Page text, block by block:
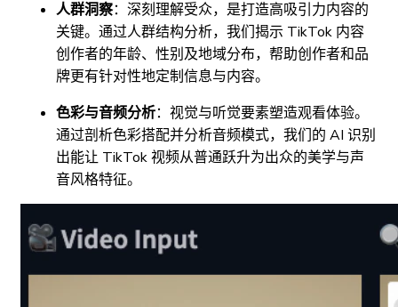
人群洞察：深刻理解受众，是打造高吸引力内容的
关键。通过人群结构分析，我们揭示 TikTok 内容
创作者的年龄、性别及地域分布，帮助创作者和品
牌更有针对性地定制信息与内容。
色彩与音频分析：视觉与听觉要素塑造观看体验。
通过剖析色彩搭配并分析音频模式，我们的 AI 识别
出能让 TikTok 视频从普通跃升为出众的美学与声
音风格特征。